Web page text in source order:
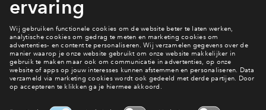
Lees verder
5 van 15